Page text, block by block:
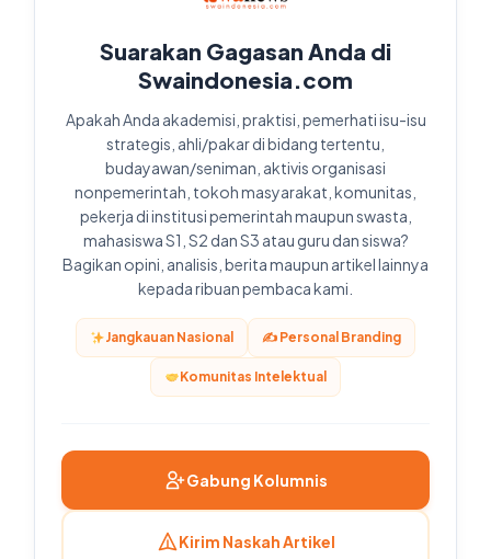
Suarakan Gagasan Anda di
Swaindonesia.com
Apakah Anda akademisi, praktisi, pemerhati isu-isu
strategis, ahli/pakar di bidang tertentu,
budayawan/seniman, aktivis organisasi
nonpemerintah, tokoh masyarakat, komunitas,
pekerja di institusi pemerintah maupun swasta,
mahasiswa S1, S2 dan S3 atau guru dan siswa?
Bagikan opini, analisis, berita maupun artikel lainnya
kepada ribuan pembaca kami.
Jangkauan Nasional ✍️ Personal Branding
Komunitas Intelektual
Gabung Kolumnis
Kirim Naskah Artikel